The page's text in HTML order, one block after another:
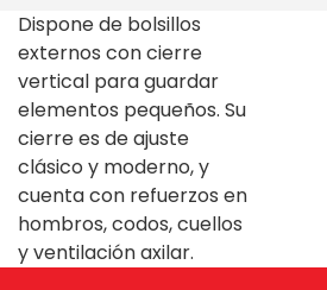
Dispone de bolsillos
externos con cierre
vertical para guardar
elementos pequeños. Su
cierre es de ajuste
clásico y moderno, y
cuenta con refuerzos en
hombros, codos, cuellos
y ventilación axilar.